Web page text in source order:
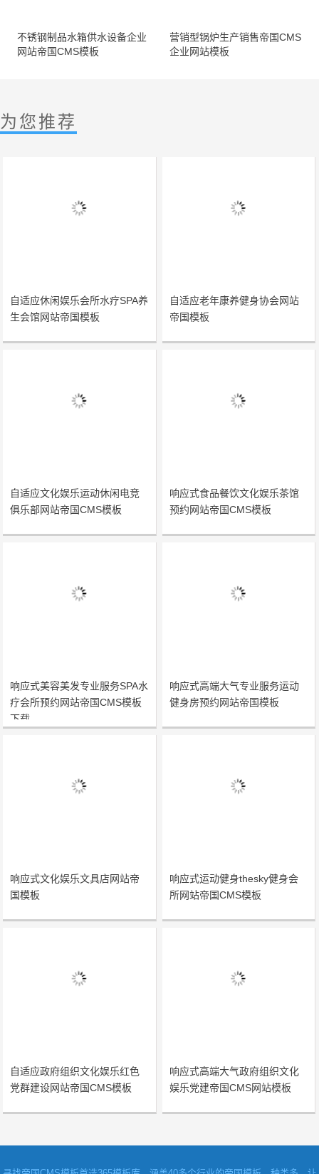
不锈钢制品水箱供水设备企业
网站帝国CMS模板
营销型锅炉生产销售帝国CMS
企业网站模板
为您推荐
自适应休闲娱乐会所水疗SPA养
生会馆网站帝国模板
自适应老年康养健身协会网站
帝国模板
自适应文化娱乐运动休闲电竞
俱乐部网站帝国CMS模板
响应式食品餐饮文化娱乐茶馆
预约网站帝国CMS模板
响应式美容美发专业服务SPA水
疗会所预约网站帝国CMS模板
下载
响应式高端大气专业服务运动
健身房预约网站帝国模板
响应式文化娱乐文具店网站帝
国模板
响应式运动健身thesky健身会
所网站帝国CMS模板
自适应政府组织文化娱乐红色
党群建设网站帝国CMS模板
响应式高端大气政府组织文化
娱乐党建帝国CMS网站模板